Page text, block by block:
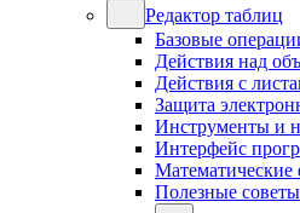
Редактор таблиц
Базовые
Действия над
Действия с
Защита
Инструменты и
Интерфейс
Полезные советы